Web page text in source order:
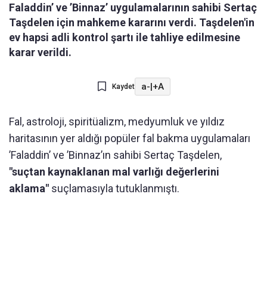
Faladdin’ ve ’Binnaz’ uygulamalarının sahibi Sertaç
Taşdelen için mahkeme kararını verdi. Taşdelen'in
ev hapsi adli kontrol şartı ile tahliye edilmesine
karar verildi.
Kaydet a-|+A
Fal, astroloji, spiritüalizm, medyumluk ve yıldız
haritasının yer aldığı popüler fal bakma uygulamaları
’Faladdin’ ve ’Binnaz’ın sahibi Sertaç Taşdelen,
"suçtan kaynaklanan mal varlığı değerlerini
aklama" suçlamasıyla tutuklanmıştı.